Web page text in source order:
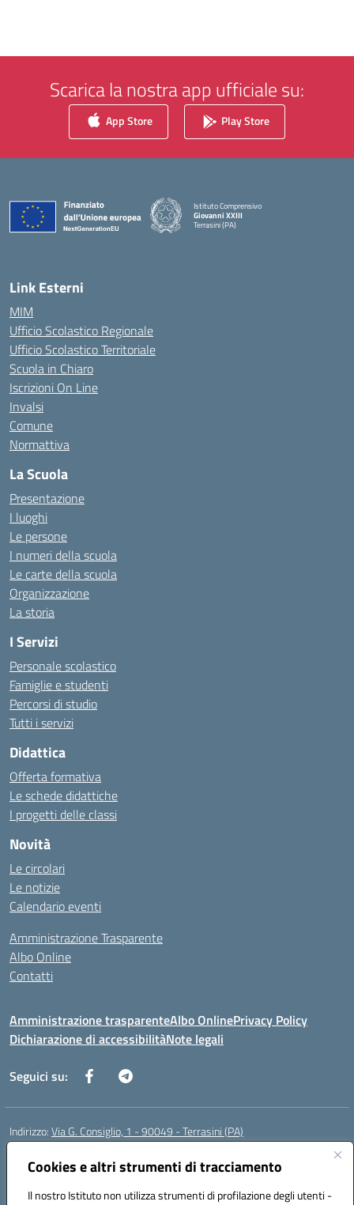
Cookies e altri strumenti di tracciamento
Il nostro Istituto non utilizza strumenti di profilazione degli utenti -
Scarica la nostra app ufficiale su:
App Store Play Store
Istituto Comprensivo
Giovanni XXIII
Terrasini (PA)
Link Esterni
MIM
Ufficio Scolastico Regionale
Ufficio Scolastico Territoriale
Scuola in Chiaro
Iscrizioni On Line
Invalsi
Comune
Normattiva
La Scuola
Presentazione
I luoghi
Le persone
I numeri della scuola
Le carte della scuola
Organizzazione
La storia
I Servizi
Personale scolastico
Famiglie e studenti
Percorsi di studio
Tutti i servizi
Didattica
Offerta formativa
Le schede didattiche
I progetti delle classi
Novità
Le circolari
Le notizie
Calendario eventi
Amministrazione Trasparente
Albo Online
Contatti
Amministrazione trasparenteAlbo OnlinePrivacy Policy
Dichiarazione di accessibilitàNote legali
Seguici su:
Indirizzo:Via G. Consiglio, 1 - 90049 - Terrasini (PA)
Centralino:
Posta elettronica certificata (PEC):paic88700d@pec.istruzione.it
Codice fiscale: 80025710825